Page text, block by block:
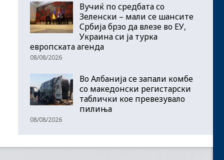
Вучиќ по средбата со
Зеленски – мали се шансите
Србија брзо да влезе во ЕУ,
Украина си ја турка
европската агенда
08/08/2026
Во Албанија се запали комбе
со македонски регистарски
таблички кое превезувало
пилиња
08/08/2026